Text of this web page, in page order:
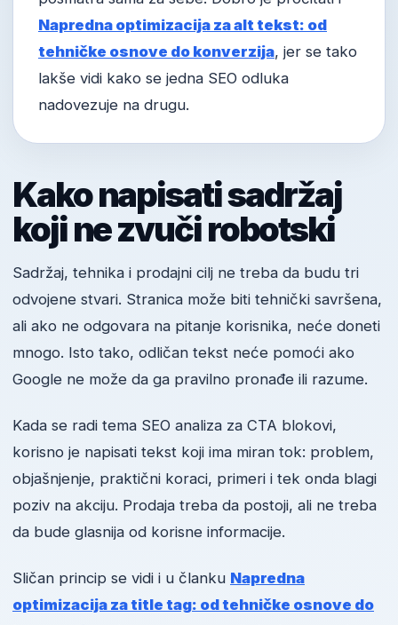
Napredna optimizacija za alt tekst: od
tehničke osnove do konverzija, jer se tako
lakše vidi kako se jedna SEO odluka
nadovezuje na drugu.
Kako napisati sadržaj
koji ne zvuči robotski
Sadržaj, tehnika i prodajni cilj ne treba da budu tri
odvojene stvari. Stranica može biti tehnički savršena,
ali ako ne odgovara na pitanje korisnika, neće doneti
mnogo. Isto tako, odličan tekst neće pomoći ako
Google ne može da ga pravilno pronađe ili razume.
Kada se radi tema SEO analiza za CTA blokovi,
korisno je napisati tekst koji ima miran tok: problem,
objašnjenje, praktični koraci, primeri i tek onda blagi
poziv na akciju. Prodaja treba da postoji, ali ne treba
da bude glasnija od korisne informacije.
Sličan princip se vidi i u članku Napredna
optimizacija za title tag: od tehničke osnove do